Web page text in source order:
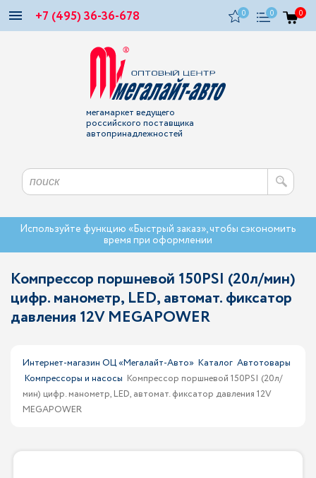
+7 (495) 36-36-678 0 0 0
мегамаркет ведущего
российского поставщика
автопринадлежностей
Используйте функцию «Быстрый заказ», чтобы сэкономить
время при оформлении
Компрессор поршневой 150PSI (20л/мин)
цифр. манометр, LED, автомат. фиксатор
давления 12V MEGAPOWER
Интернет-магазин ОЦ «Мегалайт-Авто» Каталог Автотовары
Компрессоры и насосы Компрессор поршневой 150PSI (20л/
мин) цифр. манометр, LED, автомат. фиксатор давления 12V
MEGAPOWER